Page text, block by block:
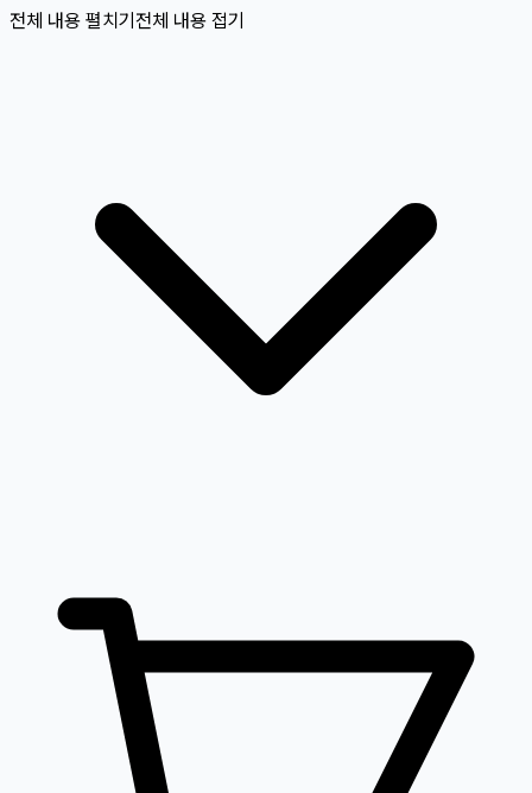
전체 내용 펼치기전체 내용 접기